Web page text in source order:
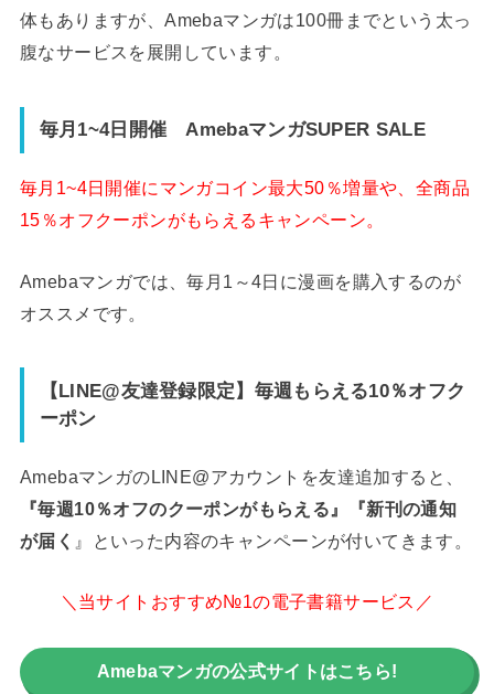
体もありますが、Amebaマンガは100冊までという太っ
腹なサービスを展開しています。
毎月1~4日開催 AmebaマンガSUPER SALE
毎月1~4日開催にマンガコイン最大50％増量や、全商品
15％オフクーポンがもらえるキャンペーン。
Amebaマンガでは、毎月1～4日に漫画を購入するのが
オススメです。
【LINE@友達登録限定】毎週もらえる10％オフク
ーポン
AmebaマンガのLINE@アカウントを友達追加すると、
『毎週10％オフのクーポンがもらえる』『新刊の通知
が届く 』といった内容のキャンペーンが付いてきます。
＼当サイトおすすめ№1の電子書籍サービス／
Amebaマンガの公式サイトはこちら!